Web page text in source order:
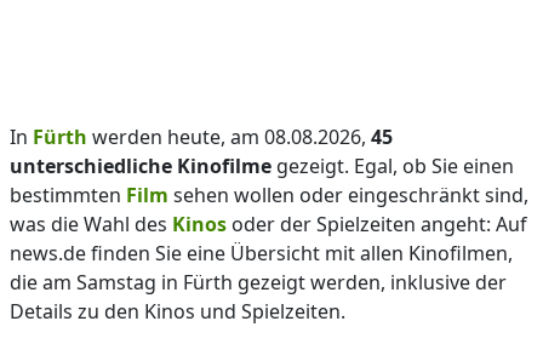
In Fürth werden heute, am 08.08.2026, 45
unterschiedliche Kinofilme gezeigt. Egal, ob Sie einen
bestimmten Film sehen wollen oder eingeschränkt sind,
was die Wahl des Kinos oder der Spielzeiten angeht: Auf
news.de finden Sie eine Übersicht mit allen Kinofilmen,
die am Samstag in Fürth gezeigt werden, inklusive der
Details zu den Kinos und Spielzeiten.